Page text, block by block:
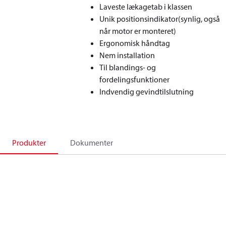
Laveste lækagetab i klassen
Unik positionsindikator(synlig, også
når motor er monteret)
Ergonomisk håndtag
Nem installation
Til blandings- og
fordelingsfunktioner
Indvendig gevindtilslutning
Produkter Dokumenter